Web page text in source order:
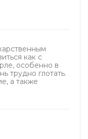
как с
особенно в
трудно глотать.
а также